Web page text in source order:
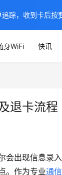
身WiFi 快讯
退卡流程
出现信息录
。作为专业通
踪，收到卡后按